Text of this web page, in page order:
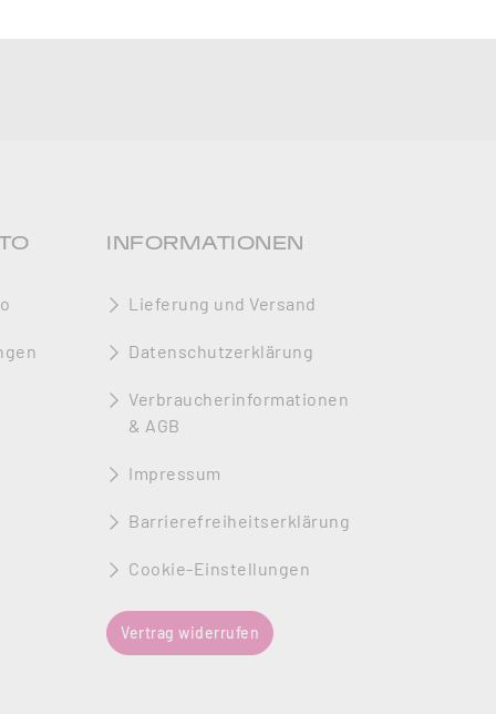
INFORMATIONEN
Lieferung und Versand
Datenschutzerklärung
Verbraucherinformationen
& AGB
Impressum
Barrierefreiheitserklärung
Cookie-Einstellungen
Vertrag widerrufen